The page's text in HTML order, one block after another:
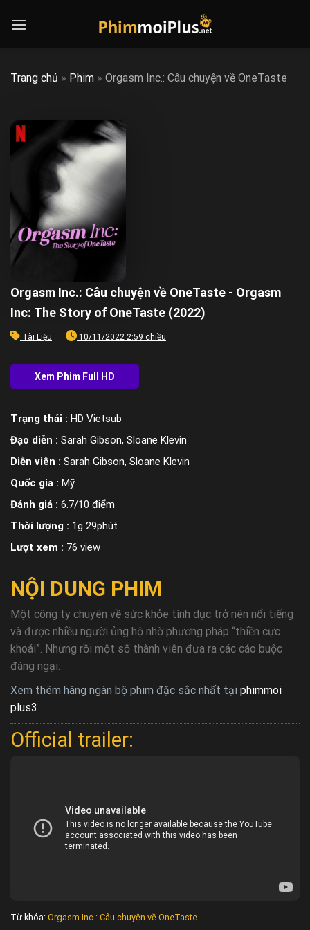
Trang chủ » Phim » Orgasm Inc.: Câu chuyện về OneTaste
Orgasm Inc.: Câu chuyện về OneTaste - Orgasm
Inc: The Story of OneTaste (2022)
Tài Liệu 10/11/2022 2:59 chiều
Trạng thái : HD Vietsub
Đạo diễn : Sarah Gibson, Sloane Klevin
Diễn viên : Sarah Gibson, Sloane Klevin
Quốc gia : Mỹ
Đánh giá : 6.7/10 điểm
Thời lượng : 1g 29phút
Lượt xem : 76 view
NỘI DUNG PHIM
Một công ty chuyên về sức khỏe tình dục trở nên nổi tiếng
và được nhiều người ủng hộ nhờ phương pháp “thiền cực
khoái”. Nhưng rồi một số thành viên đưa ra các cáo buộc
đáng ngại.
Xem thêm hàng ngàn bộ phim đặc sắc nhất tại phimmoi
plus3
Official trailer:
Từ khóa: Orgasm Inc.: Câu chuyện về OneTaste